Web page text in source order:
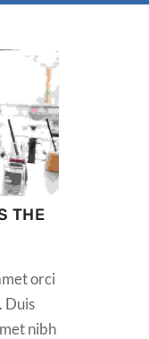
THE
orci
Duis
nibh